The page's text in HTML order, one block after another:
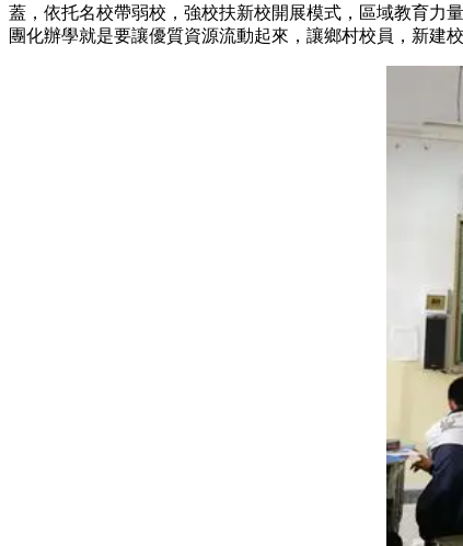
蓋，依托名校帶弱校，強校扶新校開展模式，區域教
團化辦學就是要讓優質資源流動起來，讓鄉村校員，新建